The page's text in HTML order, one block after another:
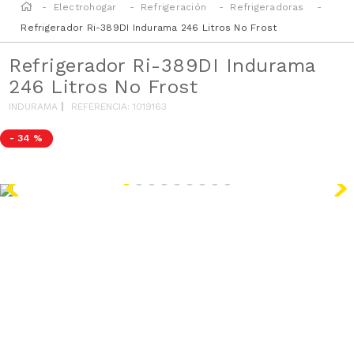
Electrohogar Refrigeración
Refrigeradoras
Refrigerador Ri-389DI Indurama 246 Litros No Frost
Refrigerador Ri-389DI Indurama
246 Litros No Frost
INDURAMA REFERENCIA:1019163
- 34 %